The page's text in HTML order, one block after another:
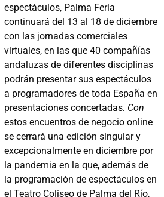
espectáculos, Palma Feria
continuará del 13 al 18 de diciembre
con las jornadas comerciales
virtuales, en las que 40 compañías
andaluzas de diferentes disciplinas
podrán presentar sus espectáculos
a programadores de toda España en
presentaciones concertadas. Con
estos encuentros de negocio online
se cerrará una edición singular y
excepcionalmente en diciembre por
la pandemia en la que, además de
la programación de espectáculos en
el Teatro Coliseo de Palma del Río,